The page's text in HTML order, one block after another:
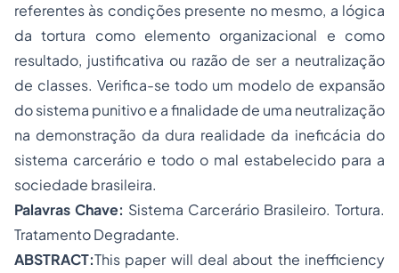
referentes às condições presente no mesmo, a lógica
da tortura como elemento organizacional e como
resultado, justificativa ou razão de ser a neutralização
de classes. Verifica-se todo um modelo de expansão
do sistema punitivo e a finalidade de uma neutralização
na demonstração da dura realidade da ineficácia do
sistema carcerário e todo o mal estabelecido para a
sociedade brasileira.
Palavras Chave: Sistema Carcerário Brasileiro. Tortura.
Tratamento Degradante.
ABSTRACT:This paper will deal about the inefficiency